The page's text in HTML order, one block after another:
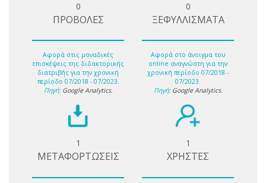
0
ΠΡΟΒΟΛΕΣ
Αφορά στις μοναδικές
επισκέψεις της διδακτορικής
διατριβής για την χρονική
περίοδο 07/2018 - 07/2023.
Πηγή: Google Analytics.
0
ΞΕΦΥΛΛΙΣΜΑΤΑ
Αφορά στο άνοιγμα του
online αναγνώστη για την
χρονική περίοδο 07/2018 -
07/2023.
Πηγή: Google Analytics.
1
ΜΕΤΑΦΟΡΤΩΣΕΙΣ
1
ΧΡΗΣΤΕΣ